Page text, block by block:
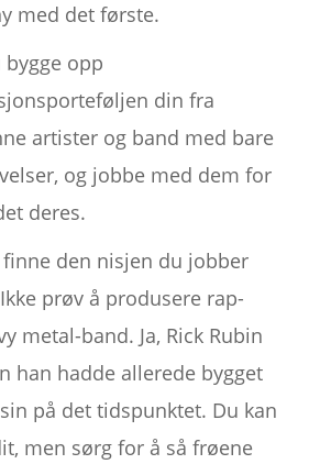
med det første.
opp
din fra
artister og band med bare
og jobbe med dem for
deres.
den nisjen du jobber
prøv å produsere rap-
metal-band. Ja, Rick Rubin
han hadde allerede bygget
på det tidspunktet. Du kan
men sørg for å så frøene